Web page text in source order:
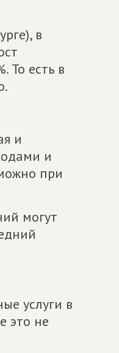
в
То есть в
и
и
при
могут
услуги в
это не